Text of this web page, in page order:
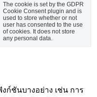
The cookie is set by the GDPR
Cookie Consent plugin and is
used to store whether or not
user has consented to the use
of cookies. It does not store
any personal data.
ก์ชันบางอย่าง เช่น การ